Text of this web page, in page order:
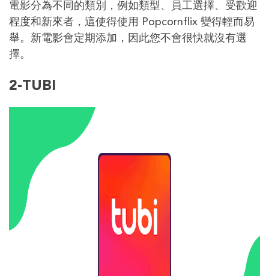
電影分為不同的類別，例如類型、員工選擇、受歡迎
程度和新來者，這使得使用 Popcornflix 變得輕而易
舉。新電影會定期添加，因此您不會很快就沒有選
擇。
2-TUBI